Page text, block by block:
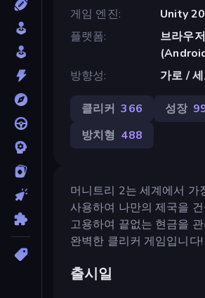
게임 엔진
Unity
플랫폼
브라우
방향성
가로 /
클리커 366 성장
방치형 488
머니트리 2는 세계에서 가
사용하여 나만의 제국을
고용하여 끝없는 현금을
완벽한 클리커 게임입니다!
출시일